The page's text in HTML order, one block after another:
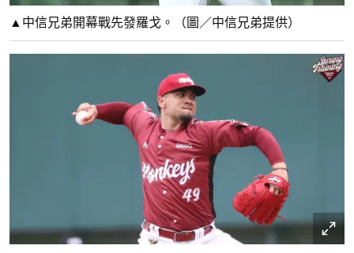
▲中信兄弟開幕戰先發羅戈。（圖／中信兄弟提供）